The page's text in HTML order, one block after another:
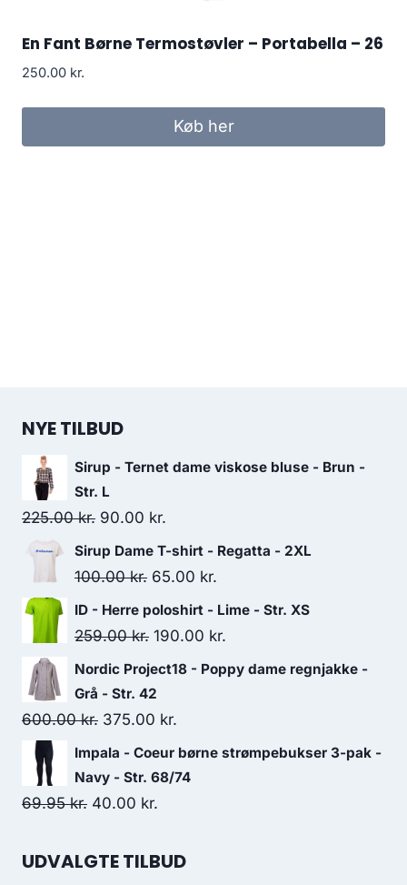
En Fant Børne Termostøvler – Portabella – 26
250.00 kr.
Køb her
NYE TILBUD
Sirup - Ternet dame viskose bluse - Brun -
Str. L
225.00kr. Original
price
was:
90.00 kr.
price
is:
Sirup Dame T-shirt - Regatta - 2XL
100.00kr. Original
price
was:
65.00 kr.
price
is:
ID - Herre poloshirt - Lime - Str. XS
259.00kr. Original
price
was:
259.00 kr..
190.00 kr.
price
Nordic Project18 - Poppy dame regnjakke -
Grå - Str. 42
600.00kr. Original
price
was:
600.00 kr..
375.00 kr.
price
is:
Impala - Coeur børne strømpebukser 3-pak -
Navy - Str. 68/74
69.95kr. Original
was:
40.00 kr.
is:
UDVALGTE TILBUD